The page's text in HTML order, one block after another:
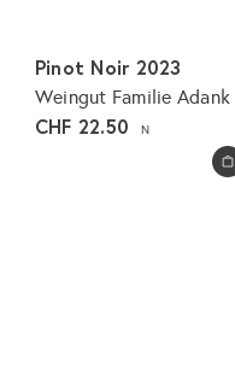
In den Warenkorb legen
Pinot Noir 2023
Weingut Familie Adank
CHF 22.50 N